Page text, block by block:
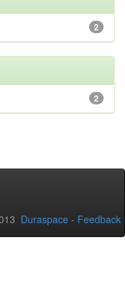
2
2
Duraspace - Feedback